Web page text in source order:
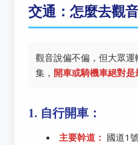
交通：怎麼去觀
觀音說偏不偏，但大眾
集， 開車或騎機車絕對是
1. 自行開車：
主要幹道： 國道1